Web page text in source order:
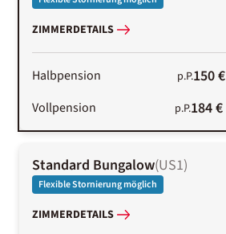
ZIMMERDETAILS
Halbpension p.P.150 €
Vollpension p.P.184 €
Standard Bungalow(US1)
Flexible Stornierung möglich
ZIMMERDETAILS